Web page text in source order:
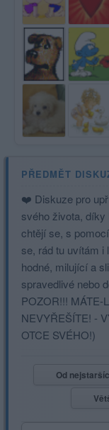
PŘEDMĚT
❤️ Diskuze pro
svého života, díky
chtějí se, s
se, rád tu uvítám i
hodné, milující a
spravedlivé nebo
POZOR!!! MÁTE-
NEVYŘEŠÍTE! -
OTCE SVÉHO!)
Od